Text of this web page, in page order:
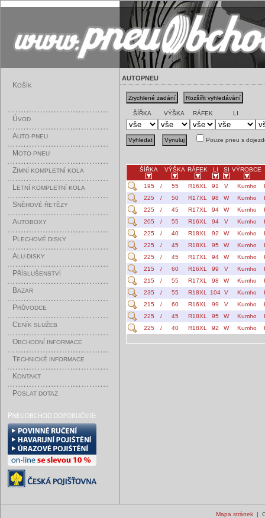
KOŠÍK
ÚVOD
AUTO-PNEU
MOTO-PNEU
ZIMNÍ KOMPLETNÍ KOLA
LETNÍ KOMPLETNÍ KOLA
SNĚHOVÉ ŘETĚZY
AUTOBOXY
PLECHOVÉ DISKY
ALU-DISKY
PŘÍSLUŠENSTVÍ
BAZAR
PRŮVODCE
CENÍK SLUŽEB
OBCHODNÍ INFORMACE
TECHNICKÉ INFORMACE
KONTAKT
POSLAT DOTAZ
AUTOPNEU
ŠÍŘKA VÝŠKA RÁFEK LI
Pouze pneu s
ŠÍŘKA VÝŠKA RÁFEK LI SI VÝROBCE
195 / 55 R16XL 91 V Kumho
225
/ 50 R17XL 98 W Kumho
225
/ 45 R17XL 94 W Kumho
205
/ 55 R16XL 94 V Kumho
225
/ 40 R18XL 92 W Kumho
225
/ 45 R18XL 95 W Kumho
225
/ 45 R17XL 94 W Kumho
215
/ 60 R16XL 99 V Kumho
215
/ 55 R17XL 98 W Kumho
235
/ 55 R18XL 104 V Kumho
215
/ 60 R16XL 99 V Kumho
225
/ 45 R18XL 95 W Kumho
225
/ 40 R18XL 92 W Kumho
Mapa stránek|